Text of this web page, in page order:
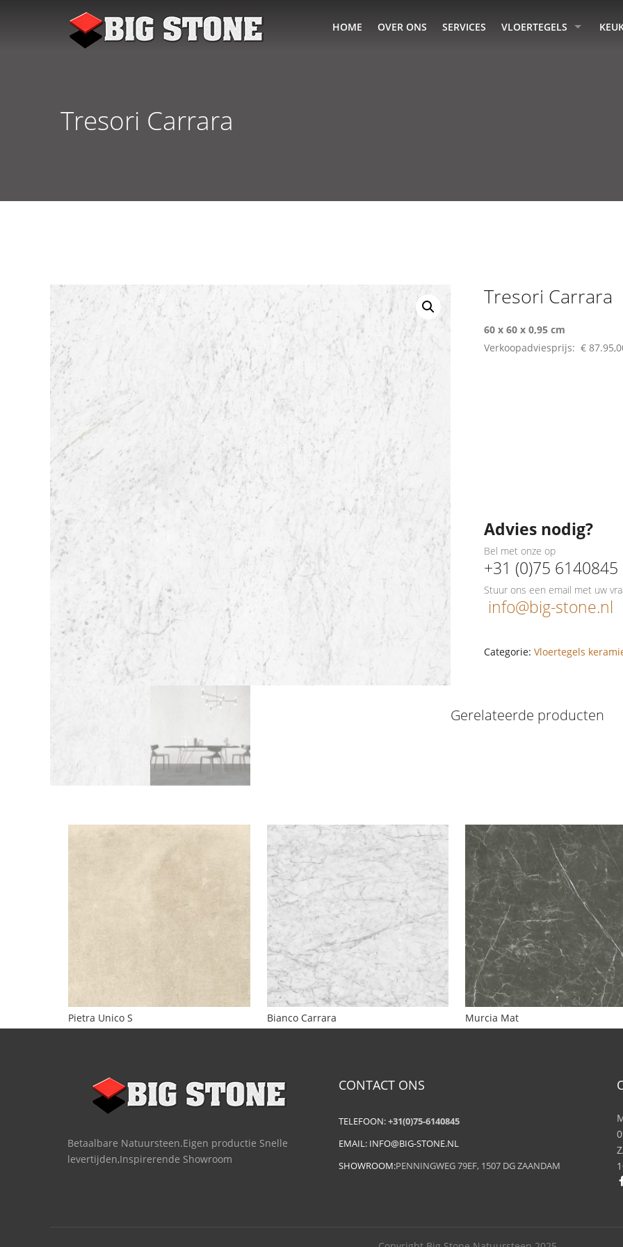
HOME OVER ONS SERVICES VLOERTEGELS
Tresori Carrara
Tresori Carrara
60 x 60 x 0,95 cm
Verkoopadviesprijs: €
Advies nodig?
Bel met onze op
+31 (0)75 6140845
Stuur ons een email met uw
info@big-stone.nl
Categorie: Vloertegels
Gerelateerde producten
Pietra Unico S Bianco Carrara Murcia Mat
Betaalbare Natuursteen.Eigen productie Snelle
levertijden,Inspirerende Showroom
CONTACT ONS
TELEFOON:+31(0)75-6140845
EMAIL: INFO@BIG-STONE.NL
SHOWROOM:PENNINGWEG 79EF, 1507 DG ZAANDAM